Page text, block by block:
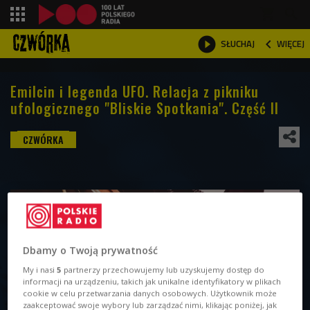
 SŁUCHAJ  WIĘCEJ

Emilcin i legenda UFO. Relacja z pikniku
ufologicznego "Bliskie Spotkania". Część II
Dbamy o Twoją prywatność
My i nasi5 partnerzy przechowujemy lub uzyskujemy dostęp do
informacji na urządzeniu, takich jak unikalne identyfikatory w plikach
cookie w celu przetwarzania danych osobowych. Użytkownik może
zaakceptować swoje wybory lub zarządzać nimi, klikając poniżej, jak